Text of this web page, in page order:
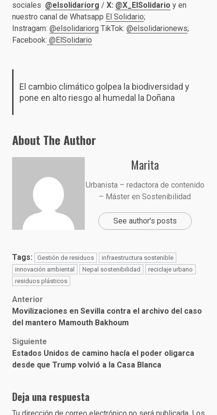
sociales @elsolidariorg / X: @X_ElSolidario y en
nuestro canal de Whatsapp El Solidario;
Instragam: @elsolidariorg TikTok: @elsolidarionews;
Facebook: @ElSolidario
El cambio climático golpea la biodiversidad y
pone en alto riesgo al humedal la Doñana
About The Author
Marita
Urbanista – redactora de contenido
– Máster en Sostenibilidad
See author's posts
Tags: Gestión de residuos
infraestructura sostenible
innovación ambiental
Nepal sostenibilidad
reciclaje urbano
residuos plásticos
Post
navigation
Anterior
Movilizaciones en Sevilla contra el archivo del caso
del mantero Mamouth Bakhoum
Siguiente
Estados Unidos de camino hacía el poder oligarca
desde que Trump volvió a la Casa Blanca
Deja una respuesta